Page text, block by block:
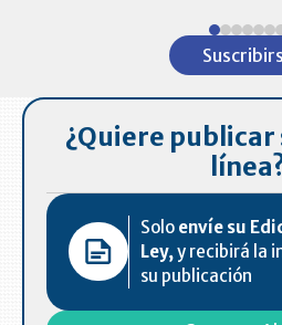
¿Quiere publicar
Solo envíe su
Ley,y recibirá la
su publicación